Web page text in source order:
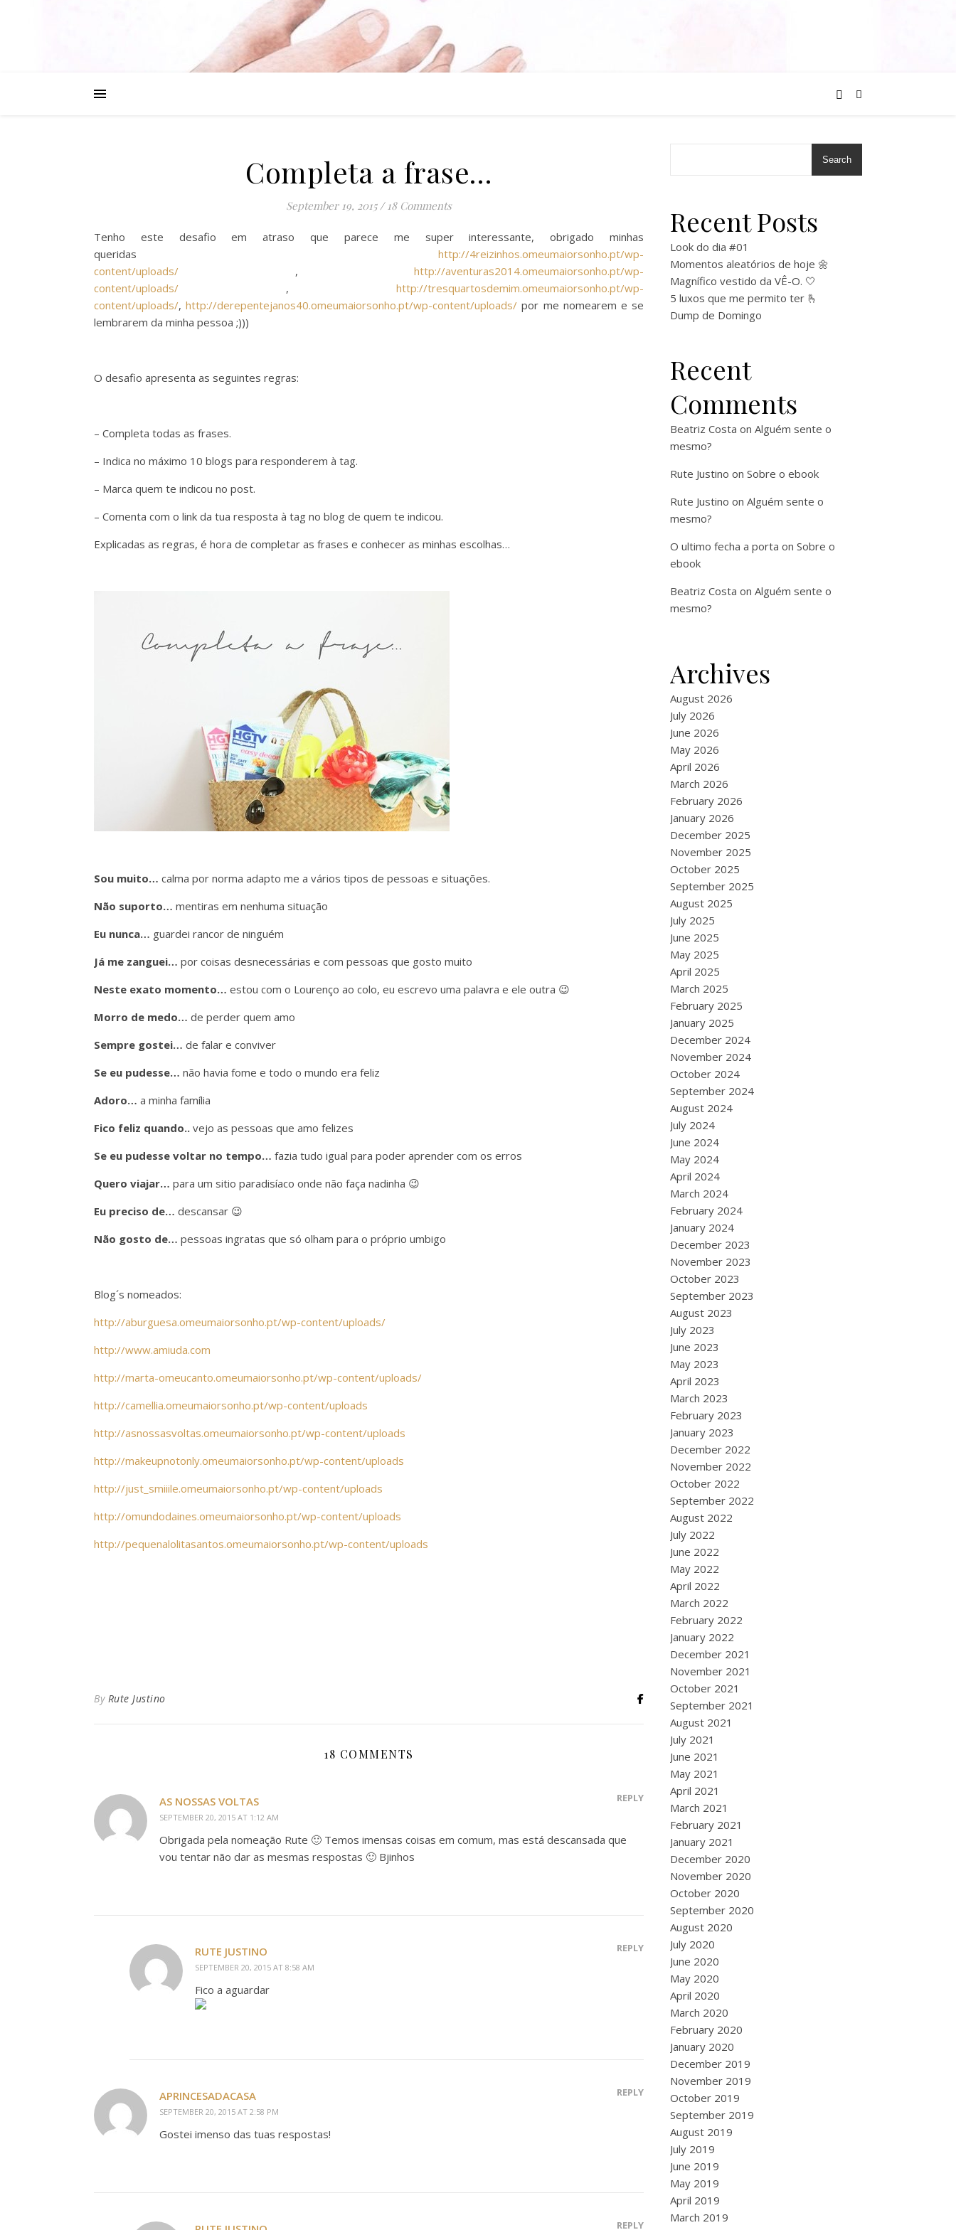
Completa a frase…
September 19, 2015 / 18 Comments
Tenho este desafio em atraso que parece me super interessante, obrigado minhas
queridas http://4reizinhos.omeumaiorsonho.pt/wp-
content/uploads/ , http://aventuras2014.omeumaiorsonho.pt/wp-
content/uploads/ , http://tresquartosdemim.omeumaiorsonho.pt/wp-
content/uploads/,http://derepentejanos40.omeumaiorsonho.pt/wp-content/uploads/ por me nomearem e se
lembrarem da minha pessoa ;)))
O desafio apresenta as seguintes regras:
– Completa todas as frases.
– Indica no máximo 10 blogs para responderem à tag.
– Marca quem te indicou no post.
– Comenta com o link da tua resposta à tag no blog de quem te indicou.
Explicadas as regras, é hora de completar as frases e conhecer as minhas escolhas…
Sou muito… calma por norma adapto me a vários tipos de pessoas e situações.
Não suporto… mentiras em nenhuma situação
Eu nunca… guardei rancor de ninguém
Já me zanguei… por coisas desnecessárias e com pessoas que gosto muito
Neste exato momento… estou com o Lourenço ao colo, eu escrevo uma palavra e ele outra 😉
Morro de medo… de perder quem amo
Sempre gostei… de falar e conviver
Se eu pudesse… não havia fome e todo o mundo era feliz
Adoro… a minha família
Fico feliz quando.. vejo as pessoas que amo felizes
Se eu pudesse voltar no tempo… fazia tudo igual para poder aprender com os erros
Quero viajar… para um sitio paradisíaco onde não faça nadinha 😉
Eu preciso de… descansar 😉
Não gosto de… pessoas ingratas que só olham para o próprio umbigo
Blog´s nomeados:
http://aburguesa.omeumaiorsonho.pt/wp-content/uploads/
http://www.amiuda.com
http://marta-omeucanto.omeumaiorsonho.pt/wp-content/uploads/
http://camellia.omeumaiorsonho.pt/wp-content/uploads
http://asnossasvoltas.omeumaiorsonho.pt/wp-content/uploads
http://makeupnotonly.omeumaiorsonho.pt/wp-content/uploads
http://just_smiiile.omeumaiorsonho.pt/wp-content/uploads
http://omundodaines.omeumaiorsonho.pt/wp-content/uploads
http://pequenalolitasantos.omeumaiorsonho.pt/wp-content/uploads
By Rute Justino
18 COMMENTS
AS NOSSAS VOLTAS
SEPTEMBER 20, 2015 AT 1:12 AM
REPLY
Obrigada pela nomeação Rute 🙂 Temos imensas coisas em comum, mas está descansada que
vou tentar não dar as mesmas respostas 🙂 Bjinhos
RUTE JUSTINO
SEPTEMBER 20, 2015 AT 8:58 AM
REPLY
Fico a aguardar
APRINCESADACASA
SEPTEMBER 20, 2015 AT 2:58 PM
REPLY
Gostei imenso das tuas respostas!
REPLY
Search
Recent Posts
Look do dia #01
Momentos aleatórios de hoje 🌼
Magnífico vestido da VÊ-O. 🤍
5 luxos que me permito ter 🫰
Dump de Domingo
Recent
Comments
Beatriz Costa on Alguém sente o
mesmo?
Rute Justino on Sobre o ebook
Rute Justino on Alguém sente o
mesmo?
O ultimo fecha a porta on Sobre o
ebook
Beatriz Costa on Alguém sente o
mesmo?
Archives
August 2026
July 2026
June 2026
May 2026
April 2026
March 2026
February 2026
January 2026
December 2025
November 2025
October 2025
September 2025
August 2025
July 2025
June 2025
May 2025
April 2025
March 2025
February 2025
January 2025
December 2024
November 2024
October 2024
September 2024
August 2024
July 2024
June 2024
May 2024
April 2024
March 2024
February 2024
January 2024
December 2023
November 2023
October 2023
September 2023
August 2023
July 2023
June 2023
May 2023
April 2023
March 2023
February 2023
January 2023
December 2022
November 2022
October 2022
September 2022
August 2022
July 2022
June 2022
May 2022
April 2022
March 2022
February 2022
January 2022
December 2021
November 2021
October 2021
September 2021
August 2021
July 2021
June 2021
May 2021
April 2021
March 2021
February 2021
January 2021
December 2020
November 2020
October 2020
September 2020
August 2020
July 2020
June 2020
May 2020
April 2020
March 2020
February 2020
January 2020
December 2019
November 2019
October 2019
September 2019
August 2019
July 2019
June 2019
May 2019
April 2019
March 2019